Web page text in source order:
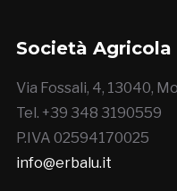
Società Agricola
Via Fossali, 4, 13040,
Tel. +39 348 3190559
P.IVA 02594170025
info@erbalu.it